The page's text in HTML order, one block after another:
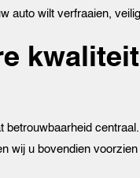
auto wilt verfraaien,
betrouwbaarheid
wij u bovendien voorzien